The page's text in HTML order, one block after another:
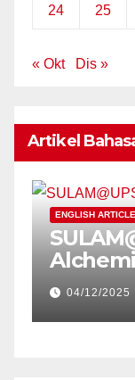
24 25
« Okt Dis »
Artikel
ENGLISH
04/12/2025